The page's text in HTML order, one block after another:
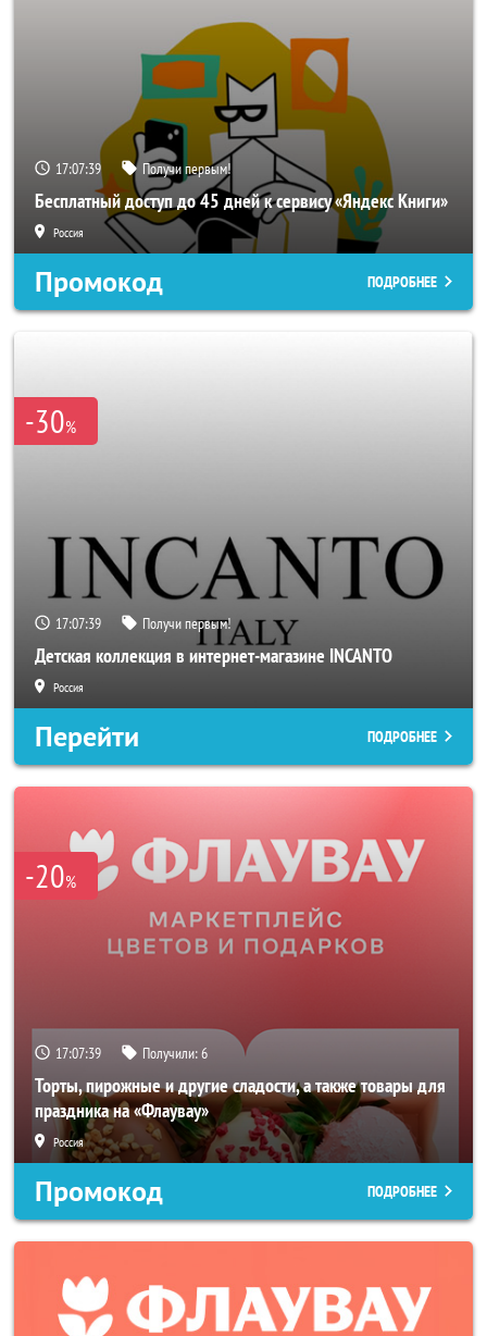
17:07:36 Получи первым!
Бесплатный доступ до 45 дней к сервису «Яндекс Книги»
Россия
Промокод ПОДРОБНЕЕ
-30%
17:07:36 Получи первым!
Детская коллекция в интернет-магазине INCANTO
Россия
Перейти ПОДРОБНЕЕ
-20%
17:07:36 Получили:6
Торты, пирожные и другие сладости, а также товары для
праздника на «Флаувау»
Россия
Промокод ПОДРОБНЕЕ